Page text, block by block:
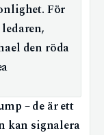
För
den röda
– de är ett
kan signalera